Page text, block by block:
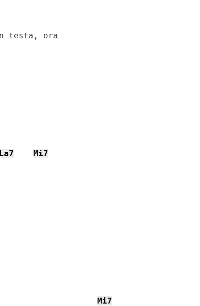
testa, ora
La7
Mi7
Mi7